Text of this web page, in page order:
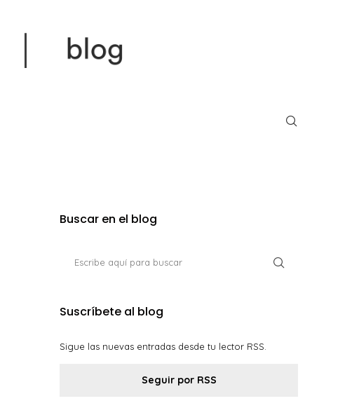
Buscar en el blog
Suscríbete al blog
Sigue las nuevas entradas desde tu lector RSS.
Seguir por RSS